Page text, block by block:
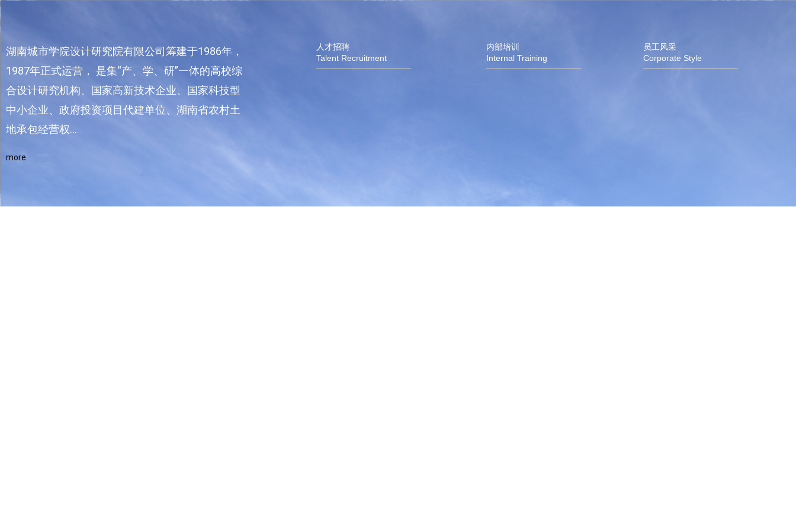
湖南城市学院设计研究院有限公司筹建于1986年，
1987年正式运营， 是集“产、学、研”一体的高校综
合设计研究机构、国家高新技术企业、国家科技型
中小企业、政府投资项目代建单位、湖南省农村土
地承包经营权…
more
人才招聘
Talent Recruitment
内部培训
Internal Training
员工风采
Corporate Style